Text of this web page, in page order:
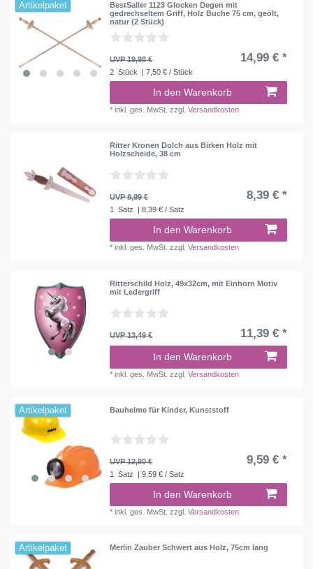
Artikelpaket
BestSaller 1123 Glocken Degen mit
gedrechseltem Griff, Holz Buche 75 cm, geölt,
natur (2 Stück)
UVP 19,98 € 14,99 € *
2 Stück | 7,50 € / Stück
In den Warenkorb
*inkl. ges. MwSt. zzgl.Versandkosten
Ritter Kronen Dolch aus Birken Holz mit
Holzscheide, 38 cm
UVP 8,99 € 8,39 € *
1 Satz | 8,39 € / Satz
In den Warenkorb
*inkl. ges. MwSt. zzgl.Versandkosten
Ritterschild Holz, 49x32cm, mit Einhorn Motiv
mit Ledergriff
UVP 13,49 € 11,39 € *
In den Warenkorb
*inkl. ges. MwSt. zzgl.Versandkosten
Artikelpaket Bauhelme für Kinder, Kunststoff
UVP 12,80 € 9,59 € *
1 Satz | 9,59 € / Satz
In den Warenkorb
*inkl. ges. MwSt. zzgl.Versandkosten
Artikelpaket Merlin Zauber Schwert aus Holz, 75cm lang